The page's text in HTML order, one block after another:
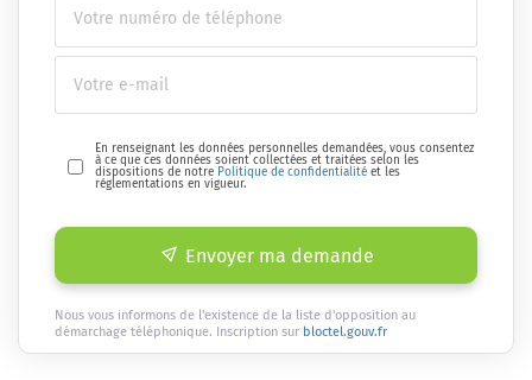
En renseignant les données personnelles demandées, vous consentez
à ce que ces données soient collectées et traitées selon les
dispositions de notre Politique de confidentialité et les
réglementations en vigueur.
Envoyer ma demande
Nous vous informons de l'existence de la liste d'opposition au
démarchage téléphonique. Inscription sur bloctel.gouv.fr